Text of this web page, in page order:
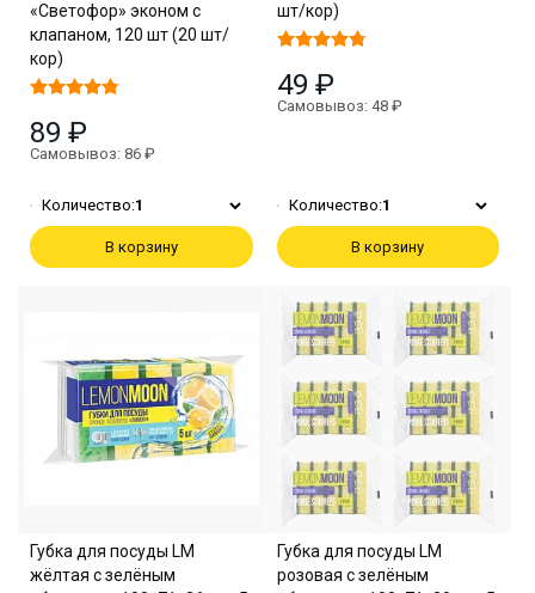
«Светофор» эконом с
клапаном, 120 шт (20 шт/
кор)
89 ₽
Самовывоз: 86 ₽
Количество:1
В корзину
шт/кор)
49 ₽
Самовывоз: 48 ₽
Количество:1
В корзину
Губка для посуды LM
жёлтая с зелёным
Губка для посуды LM
розовая с зелёным